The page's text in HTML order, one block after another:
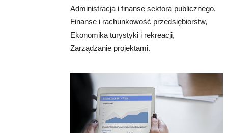
Administracja i finanse sektora publicznego,
Finanse i rachunkowość przedsiębiorstw,
Ekonomika turystyki i rekreacji,
Zarządzanie projektami.